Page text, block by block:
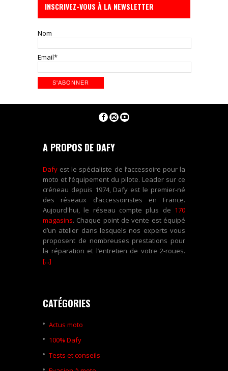
INSCRIVEZ-VOUS À LA NEWSLETTER
Nom
Email*
A PROPOS DE DAFY
Dafy est le spécialiste de l’accessoire pour la
moto et l’équipement du pilote. Leader sur ce
créneau depuis 1974, Dafy est le premier-né
des réseaux d’accessoiristes en France.
Aujourd'hui, le réseau compte plus de 170
magasins. Chaque point de vente est équipé
d’un atelier dans lesquels nos experts vous
proposent de nombreuses prestations pour
la réparation et l’entretien de votre 2-roues.
[...]
CATÉGORIES
Actus moto
100% Dafy
Tests et conseils